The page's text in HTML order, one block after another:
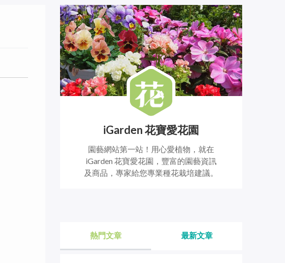
iGarden 花寶愛花園
園藝網站第一站！用心愛植物，就在
iGarden 花寶愛花園，豐富的園藝資訊
及商品，專家給您專業種花栽培建議。
熱門文章 最新文章